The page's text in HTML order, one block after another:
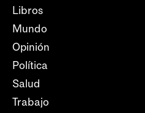
Libros
Mundo
Opinión
Política
Salud
Trabajo